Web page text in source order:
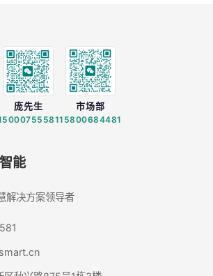
庞先生 市场部
15800684481
能
解决方案领导者